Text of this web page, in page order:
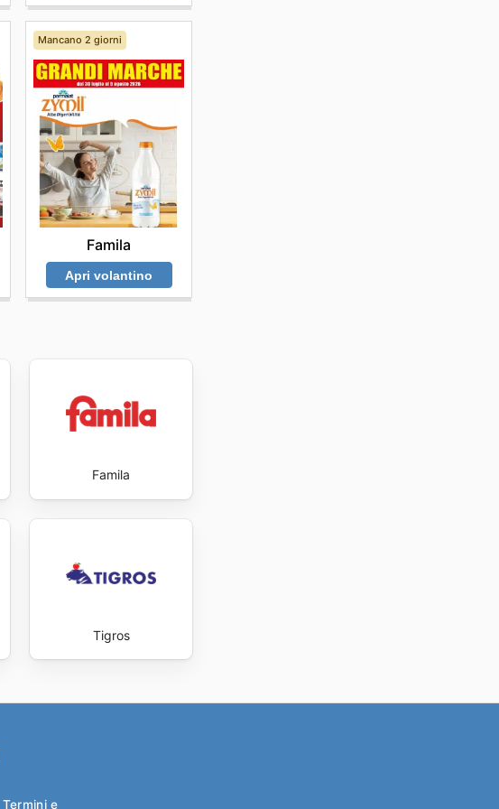
Mancano 2 giorni
Famila
Apri volantino
Famila
Tigros
Termini e